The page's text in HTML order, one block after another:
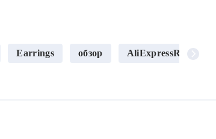
Earrings обзор AliExpressReview